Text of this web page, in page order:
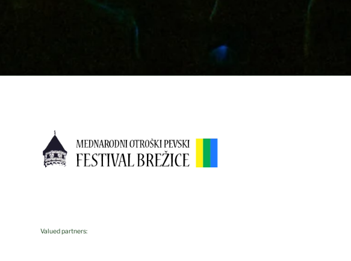
Valued partners: